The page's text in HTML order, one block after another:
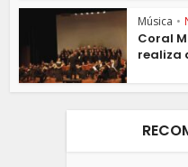
Música •
Coral
realiza